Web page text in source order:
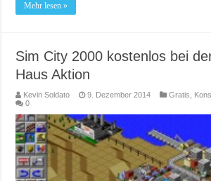
Mehr lesen »
Sim City 2000 kostenlos bei
Haus Aktion
Kevin Soldato 9. Dezember 2014 Gratis
0